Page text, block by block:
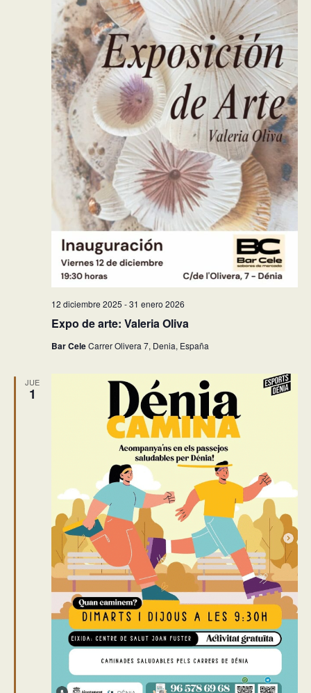
Expo de arte: Valeria Oliva
12 diciembre 2025 -31 enero 2026
Bar CeleCarrer Olivera 7, Denia, España
JUE
1